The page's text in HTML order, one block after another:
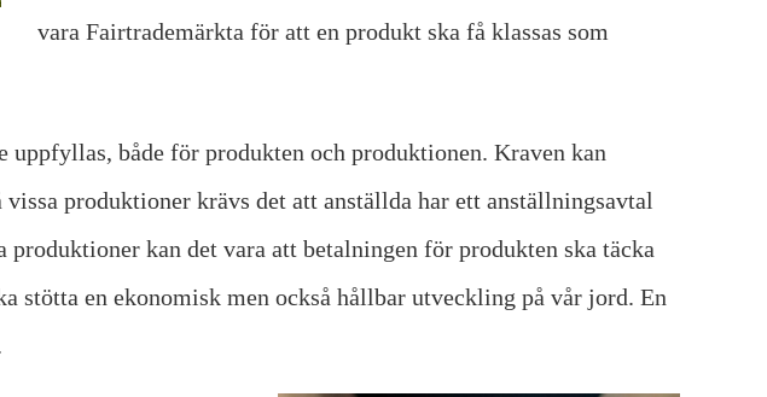
vara Fairtrademärkta för att en produkt ska få klassas som
både för produkten och produktionen. Kraven kan
produktioner krävs det att anställda har ett anställningsavtal
kan det vara att betalningen för produkten ska täcka
stötta en ekonomisk men också hållbar utveckling på vår jord. En